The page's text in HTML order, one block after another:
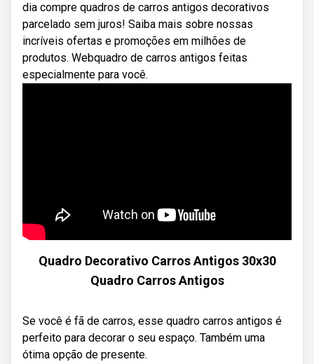
dia compre quadros de carros antigos decorativos
parcelado sem juros! Saiba mais sobre nossas
incríveis ofertas e promoções em milhões de
produtos. Webquadro de carros antigos feitas
especialmente para você.
Quadro Decorativo Carros Antigos 30x30
Quadro Carros Antigos
Se você é fã de carros, esse quadro carros antigos é
perfeito para decorar o seu espaço. Também uma
ótima opção de presente.